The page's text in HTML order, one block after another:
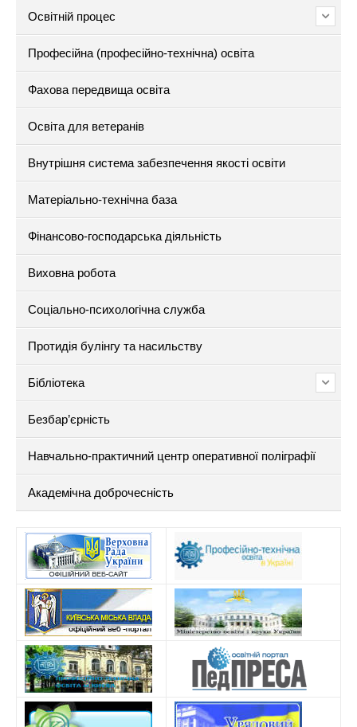
Освітній процес
Професійна (професійно-технічна) освіта
Фахова передвища освіта
Освіта для ветеранів
Внутрішня система забезпечення якості освіти
Матеріально-технічна база
Фінансово-господарська діяльність
Виховна робота
Соціально-психологічна служба
Протидія булінгу та насильству
Бібліотека
Безбар’єрність
Навчально-практичний центр оперативної поліграфії
Академічна доброчесність